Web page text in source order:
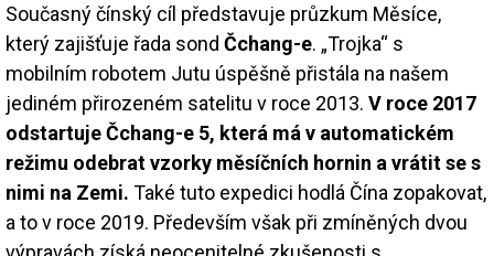
Současný čínský cíl představuje průzkum Měsíce,
který zajišťuje řada sond Čchang-e. „Trojka“ s
mobilním robotem Jutu úspěšně přistála na našem
jediném přirozeném satelitu v roce 2013. V roce 2017
odstartuje Čchang-e 5, která má v automatickém
režimu odebrat vzorky měsíčních hornin a vrátit se s
nimi na Zemi. Také tuto expedici hodlá Čína zopakovat,
a to v roce 2019. Především však při zmíněných dvou